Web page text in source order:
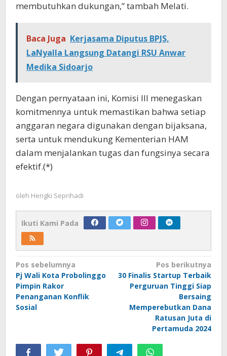
membutuhkan dukungan,” tambah Melati.
Baca Juga Kerjasama Diputus BPJS,
LaNyalla Langsung Datangi RSU Anwar
Medika Sidoarjo
Dengan pernyataan ini, Komisi III menegaskan
komitmennya untuk memastikan bahwa setiap
anggaran negara digunakan dengan bijaksana,
serta untuk mendukung Kementerian HAM
dalam menjalankan tugas dan fungsinya secara
efektif.(*)
oleh Hengki Seprihadi
Ikuti Kami Pada
Navigasi
pos
Pos sebelumnya
Pj Wali Kota Probolinggo
Pimpin Rakor
Penanganan Konflik
Sosial
Pos berikutnya
30 Finalis Startup Terbaik
Perguruan Tinggi Siap
Bersaing
Memperebutkan Dana
Ratusan Juta di
Pertamuda 2024